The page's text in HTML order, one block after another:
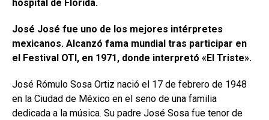
hospital de Florida.
José José fue uno de los mejores intérpretes
mexicanos. Alcanzó fama mundial tras participar en
el Festival OTI, en 1971, donde interpretó «El Triste».
José Rómulo Sosa Ortiz nació el 17 de febrero de 1948
en la Ciudad de México en el seno de una familia
dedicada a la música. Su padre José Sosa fue tenor de